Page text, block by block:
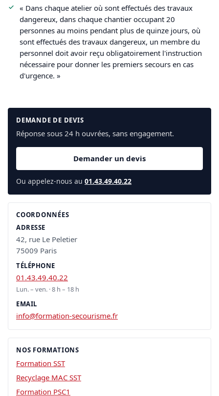
« Dans chaque atelier où sont effectués des travaux
dangereux, dans chaque chantier occupant 20
personnes au moins pendant plus de quinze jours, où
sont effectués des travaux dangereux, un membre du
personnel doit avoir reçu obligatoirement l'instruction
nécessaire pour donner les premiers secours en cas
d'urgence. »
DEMANDE DE DEVIS
Réponse sous 24 h ouvrées, sans engagement.
Demander un devis
Ou appelez-nous au 01.43.49.40.22
COORDONNÉES
ADRESSE
42, rue Le Peletier
75009 Paris
TÉLÉPHONE
01.43.49.40.22
Lun. – ven. · 8 h – 18 h
EMAIL
info@formation-secourisme.fr
NOS FORMATIONS
Formation SST
Recyclage MAC SST
Formation PSC1